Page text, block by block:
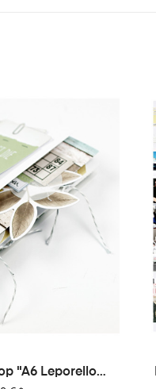
"A6 Leporello